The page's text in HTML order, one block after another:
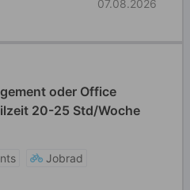
07.08.2026
oder Office
20-25 Std/Woche
Jobrad